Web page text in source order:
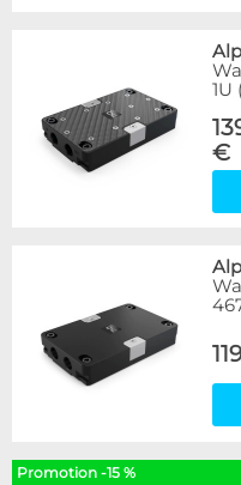
1U
€
Promotion -15 %